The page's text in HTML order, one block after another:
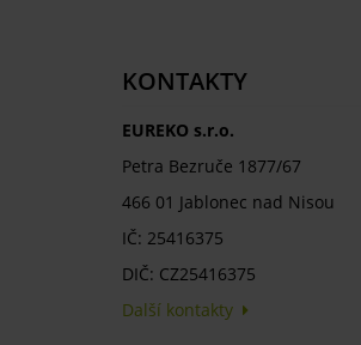
KONTAKTY
EUREKO s.r.o.
Petra Bezruče 1877/67
466 01 Jablonec nad Nisou
IČ: 25416375
DIČ: CZ25416375
Další kontakty